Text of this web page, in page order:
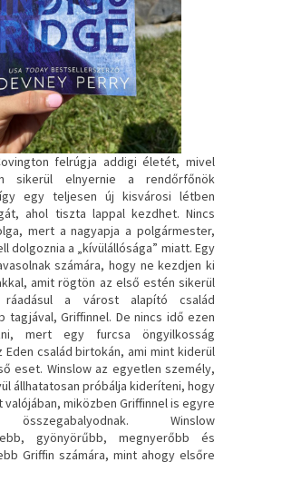
felrúgja addigi életét, mivel
sikerül elnyernie a rendőrfőnök
egy teljesen új kisvárosi létben
ahol tiszta lappal kezdhet. Nincs
mert a nagyapja a polgármester,
dolgoznia a „kívülállósága” miatt. Egy
számára, hogy ne kezdjen ki
amit rögtön az első estén sikerül
ráadásul a várost alapító család
tagjával, Griffinnel. De nincs idő ezen
mert egy furcsa öngyilkosság
Eden család birtokán, ami mint kiderül
eset. Winslow az egyetlen személy,
állhatatosan próbálja kideríteni, hogy
miközben Griffinnel is egyre
Winslow
gyönyörűbb, megnyerőbb és
Griffin számára, mint ahogy elsőre